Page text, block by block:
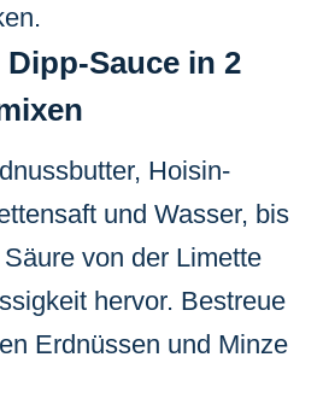
Sauce in 2
Hoisin-
und Wasser, bis
von der Limette
hervor. Bestreue
Erdnüssen und Minze